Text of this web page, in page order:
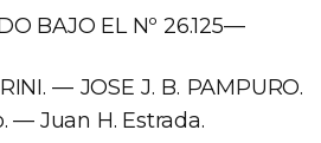
BAJO EL Nº 26.125—
— JOSE J. B. PAMPURO.
Juan H. Estrada.